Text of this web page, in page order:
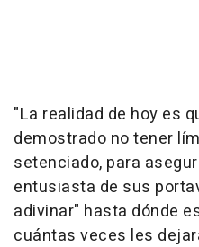
"La realidad de hoy es
demostrado no tener
setenciado, para
entusiasta de sus
adivinar" hasta dónde
cuántas veces les